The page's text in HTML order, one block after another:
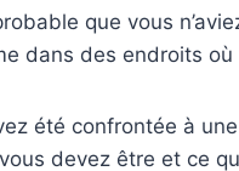
que vous
dans des endroits où
été confrontée à
devez être et ce